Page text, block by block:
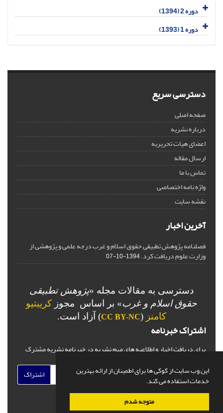
این وب سایت از کوکی ها برای اطمینان از ارائه بهترین
خدمات استفاده می کند.
متوجه شدم
دوره 2 (1394)
دوره 1 (1393)
دسترسی سریع
صفحه اصلی
درباره نشریه
اعضای هیات تحریریه
ارسال مقاله
تماس با ما
واژه نامه اختصاصی
نقشه سایت
آخرین اخبار
فصلنامه پژوهش تطبیقی حقوق اسلام و غرب درجه علمی و پژوهشی از
وزارت علوم دریافت کرد.1394-10-07
دسترسی به مقالات مجله «پژوهش تطبیقی
حقوق اسلام و غرب» بر اساس مجوز کرییتیو
کامنز (
CC BY-NC) آزاد است.
اشتراک خبرنامه
برای دریافت اخبار و اطلاعیه های مهم نشریه در خبرنامه نشریه مشترک
اشتراک